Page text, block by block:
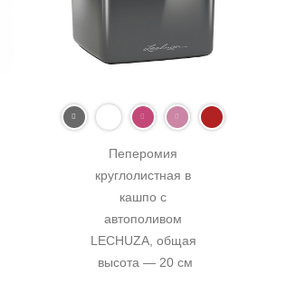
Пеперомия
круглолистная в
кашпо с
автополивом
LECHUZA, общая
высота — 20 см